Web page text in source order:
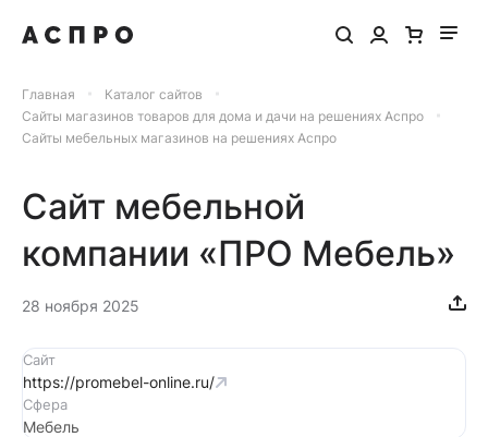
Главная
Каталог сайтов
Сайты магазинов товаров для дома и дачи на решениях Аспро
Сайты мебельных магазинов на решениях Аспро
Сайт мебельной
компании «ПРО Мебель»
28 ноября 2025
Сайт
https://promebel-online.ru/
Сфера
Мебель